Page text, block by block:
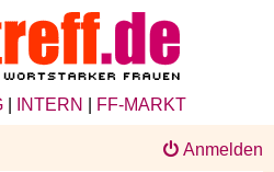
| INTERN FF-MARKT
Anmelden